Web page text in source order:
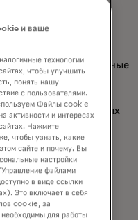
чтобы
мошенничества или
и Европе платёжные
вФинансовом
Conduct
открытых
счетам
согласие
достижения
банкинга,
и ваше
технологии
чтобы улучшить
понять нашу
с пользователями.
Файлы cookie
активности и интересах
Нажмите
чтобы узнать, какие
сайте и почему. Вы
настройки
файлами
в виде ссылки
Это включает в себя
cookie, за
необходимы для работы